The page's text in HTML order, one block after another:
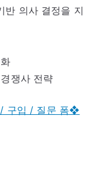
반 의사 결정을 지
쟁사 전략
구입 / 질문 폼❖